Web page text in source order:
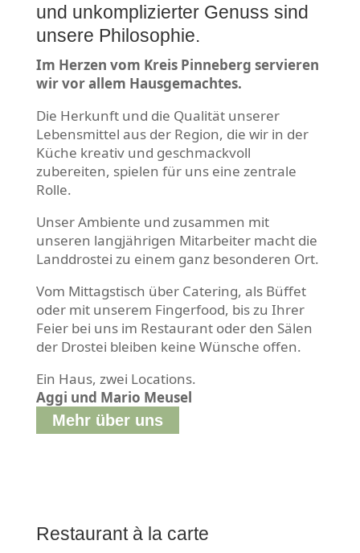
und unkomplizierter Genuss sind
unsere Philosophie.
Im Herzen vom Kreis Pinneberg servieren
wir vor allem Hausgemachtes.
Die Herkunft und die Qualität unserer
Lebensmittel aus der Region, die wir in der
Küche kreativ und geschmackvoll
zubereiten, spielen für uns eine zentrale
Rolle.
Unser Ambiente und zusammen mit
unseren langjährigen Mitarbeiter macht die
Landdrostei zu einem ganz besonderen Ort.
Vom Mittagstisch über Catering, als Büffet
oder mit unserem Fingerfood, bis zu Ihrer
Feier bei uns im Restaurant oder den Sälen
der Drostei bleiben keine Wünsche offen.
Ein Haus, zwei Locations.
Aggi und Mario Meusel
Mehr über uns
Restaurant à la carte